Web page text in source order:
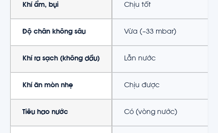
Khí ẩm, bụi Chịu tốt
Độ chân không sâu Vừa (~33 mbar)
Khí ra sạch (không dầu) Lẫn nước
Khí ăn mòn nhẹ Chịu được
Tiêu hao nước Có (vòng nước)